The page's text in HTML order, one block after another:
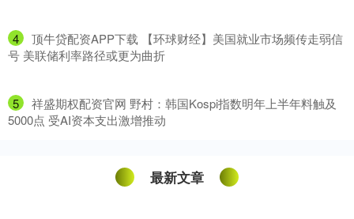
4
​顶牛贷配资APP下载 【环球财经】美国就业市场频传走弱信
号 美联储利率路径或更为曲折
5
​祥盛期权配资官网 野村：韩国Kospi指数明年上半年料触及
5000点 受AI资本支出激增推动
最新文章